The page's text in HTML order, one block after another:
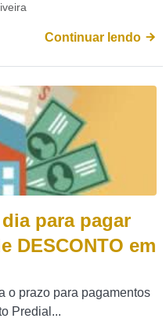
Continuar lendo
para pagar
DESCONTO em
o prazo para pagamentos
Predial...